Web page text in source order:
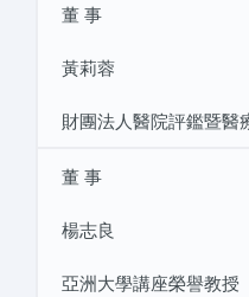
董 事
黃莉蓉
財團法人醫院評鑑暨醫
董 事
楊志良
亞洲大學講座榮譽教授